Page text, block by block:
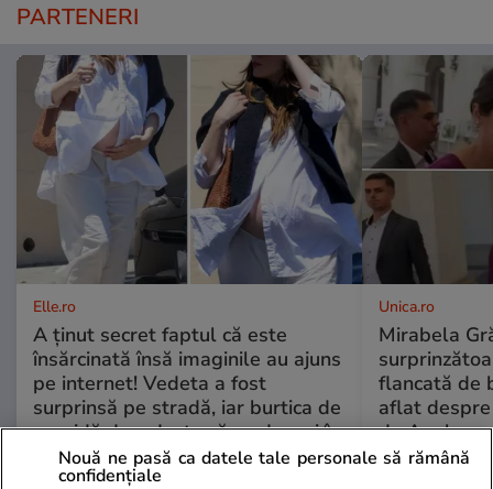
PARTENERI
Elle.ro
A ținut secret faptul că este
însărcinată însă imaginile au ajuns
pe internet! Vedeta a fost
surprinsă pe stradă, iar burtica de
gravidă dovedește că va deveni în
curând mamă
Unica.ro
Mirabela
flancată de
aflat
de Apel
Nouă ne pasă ca datele tale personale să rămână
confidențiale